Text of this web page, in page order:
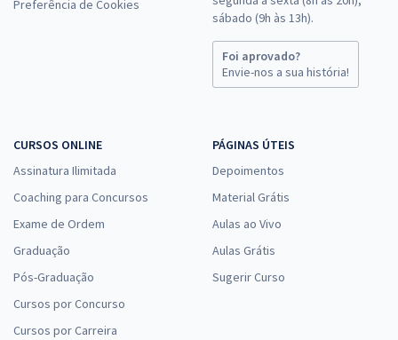
Preferência de Cookies
sábado (9h às 13h).
Foi aprovado?
Envie-nos a sua história!
CURSOS ONLINE
Assinatura Ilimitada
Coaching para Concursos
Exame de Ordem
Graduação
Pós-Graduação
Cursos por Concurso
Cursos por Carreira
PÁGINAS ÚTEIS
Depoimentos
Material Grátis
Aulas ao Vivo
Aulas Grátis
Sugerir Curso